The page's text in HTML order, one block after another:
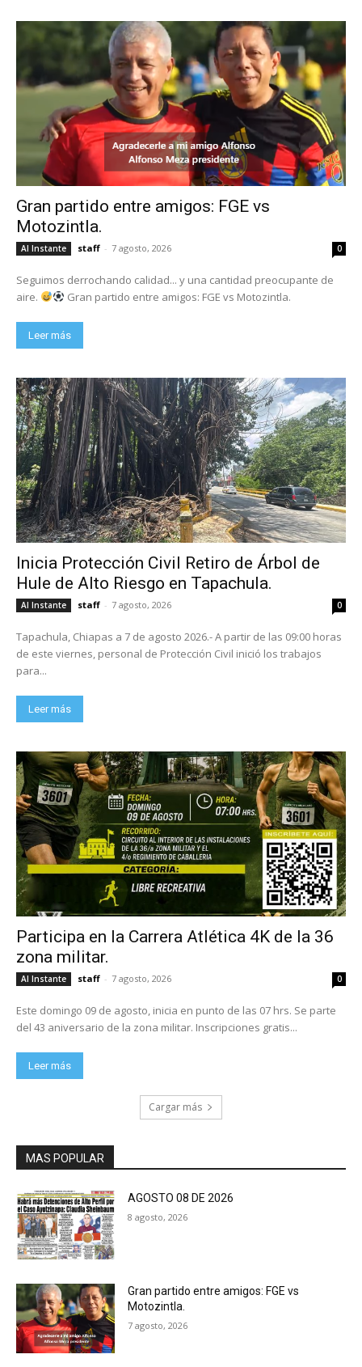
Gran partido entre amigos: FGE vs
Motozintla.
Al Instante staff - 7 agosto, 2026 0
Seguimos derrochando calidad... y una cantidad preocupante de
aire.
Gran partido entre amigos: FGE vs Motozintla.
Leer más
Inicia Protección Civil Retiro de Árbol de
Hule de Alto Riesgo en Tapachula.
Al Instante staff - 7 agosto, 2026 0
Tapachula, Chiapas a 7 de agosto 2026.- A partir de las 09:00 horas
de este viernes, personal de Protección Civil inició los trabajos
para...
Leer más
Participa en la Carrera Atlética 4K de la 36
zona militar.
Al Instante staff - 7 agosto, 2026 0
Este domingo 09 de agosto, inicia en punto de las 07 hrs. Se parte
del 43 aniversario de la zona militar. Inscripciones gratis...
Leer más
Cargar más
MAS POPULAR
AGOSTO 08 DE 2026
8 agosto, 2026
Gran partido entre amigos: FGE vs
Motozintla.
7 agosto, 2026